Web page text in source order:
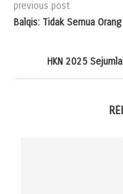
previous post
Balqis: Tidak Semua
HKN 2025